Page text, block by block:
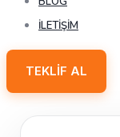
İLETIŞIM
TEKLIF AL